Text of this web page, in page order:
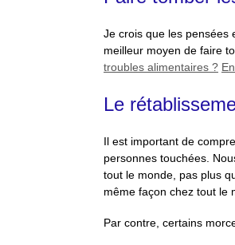
Je crois que les pensées
meilleur moyen de faire
troubles alimentaires ?
Le
Il est important de
personnes touchées.
tout le monde, pas plus
même façon chez tout le
Par contre, certains